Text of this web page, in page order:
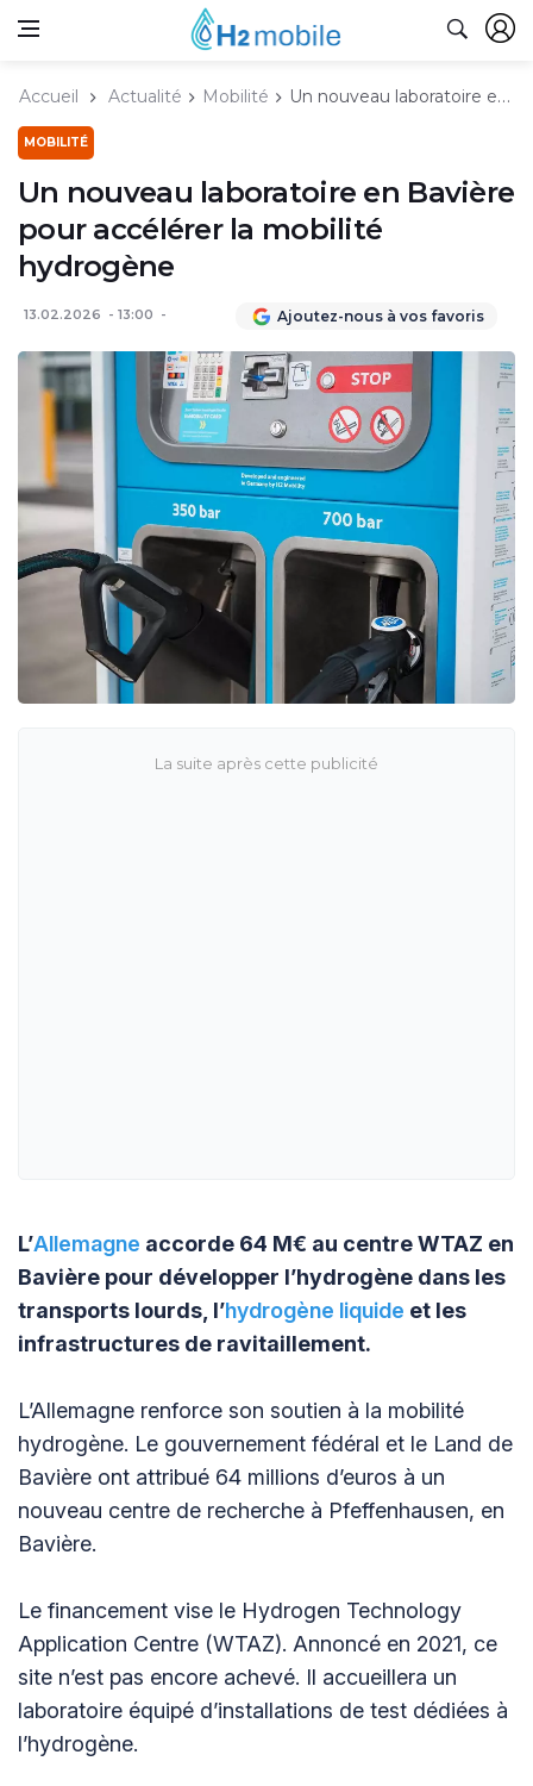
Accueil Actualité Mobilité Un nouveau laboratoire en Bavière pour accélérer la mobilité hydrogène
MOBILITÉ
Un nouveau laboratoire en Bavière
pour accélérer la mobilité
hydrogène
13.02.2026 13:00 Ajoutez-nous à vos favoris
L’Allemagne accorde 64 M€ au centre WTAZ en
Bavière pour développer l’hydrogène dans les
transports lourds, l’hydrogène liquide et les
infrastructures de ravitaillement.
L’Allemagne renforce son soutien à la mobilité
hydrogène. Le gouvernement fédéral et le Land de
Bavière ont attribué 64 millions d’euros à un
nouveau centre de recherche à Pfeffenhausen, en
Bavière.
Le financement vise le Hydrogen Technology
Application Centre (WTAZ). Annoncé en 2021, ce
site n’est pas encore achevé. Il accueillera un
laboratoire équipé d’installations de test dédiées à
l’hydrogène.